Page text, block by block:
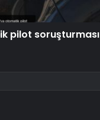
pilot soruşturması